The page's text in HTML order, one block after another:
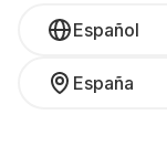
Español
España